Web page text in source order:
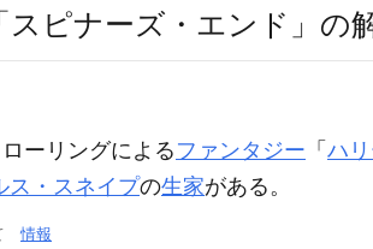
スピナーズ・エンド」の
ーリングによる ファンタジー 「 ハ
ス・スネイプの生家がある。
て情報